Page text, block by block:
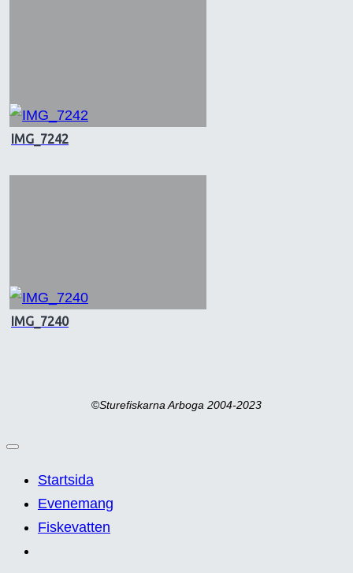
IMG_7242
IMG_7240
©Sturefiskarna Arboga 2004-2023
Startsida
Evenemang
Fiskevatten